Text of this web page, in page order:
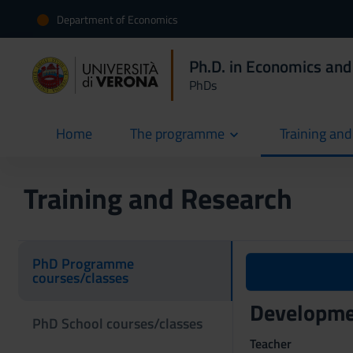
Department of Economics
Ph.D. in Economics
PhDs
Home
current The programme Training
Training and Research
PhD Programme
courses/classes
PhD School courses/classes
Teacher